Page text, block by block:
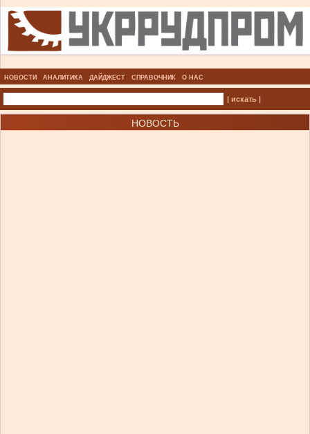
НОВОСТИ АНАЛИТИКА ДАЙДЖЕСТ СПРАВОЧНИК О НАС
| искать |
НОВОСТЬ